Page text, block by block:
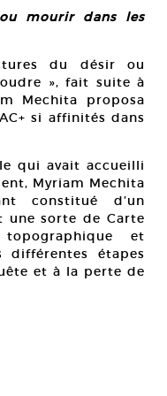
mourir dans les
du désir ou
», fait suite à
Mechita proposa
si affinités dans
qui avait accueilli
Myriam Mechita
constitué d’un
une sorte de Carte
et
différentes étapes
et à la perte de